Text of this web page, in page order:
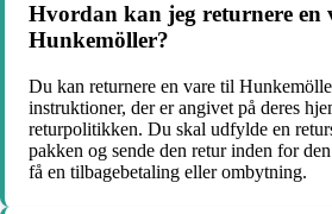
Hvordan kan jeg returnere en
Hunkemöller?
Du kan returnere en vare til
instruktioner, der er angivet på deres
returpolitikken. Du skal udfylde en
pakken og sende den retur inden for
få en tilbagebetaling eller ombytning.